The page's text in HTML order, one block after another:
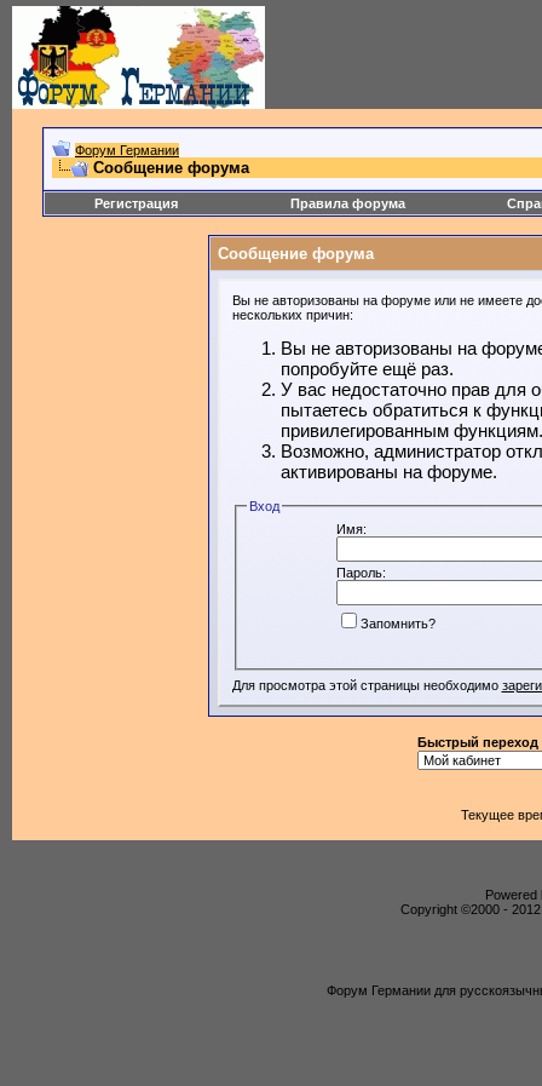
Форум Германии
Сообщение форума
Регистрация Правила форума
Сообщение форума
Вы не авторизованы на форуме или не имеете
нескольких причин:
Вы не авторизованы на
попробуйте ещё раз.
У вас недостаточно прав для
пытаетесь обратиться к
привилегированным функциям.
Возможно, администратор
активированы на форуме.
Вход
Имя:
Пароль:
Запомнить?
Для просмотра этой страницы необходимо
Быстрый переход
Текущее
Powered
Copyright ©2000 -
Форум Германии для